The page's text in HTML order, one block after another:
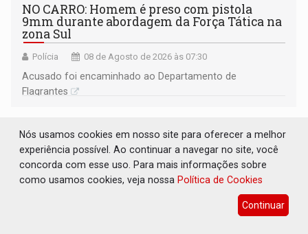
NO CARRO: Homem é preso com pistola
9mm durante abordagem da Força Tática na
zona Sul
Polícia 08 de Agosto de 2026 às 07:30
Acusado foi encaminhado ao Departamento de
Flagrantes
Nós usamos cookies em nosso site para oferecer a melhor
experiência possível. Ao continuar a navegar no site, você
concorda com esse uso. Para mais informações sobre
como usamos cookies, veja nossa Política de Cookies
Continuar